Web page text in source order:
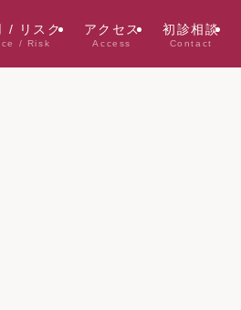
/ リスク
/ Risk
アクセス
Access
初診相談
Contact